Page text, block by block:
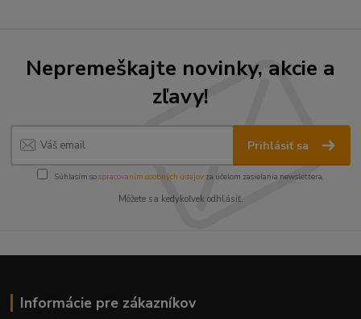
Nepremeškajte novinky, akcie a
zľavy!
Prihlásiť sa
Súhlasím sospracovaním osobných údajov za účelom zasielania newslettera.
Môžete sa kedykoľvek odhlásiť.
Informácie pre zákazníkov